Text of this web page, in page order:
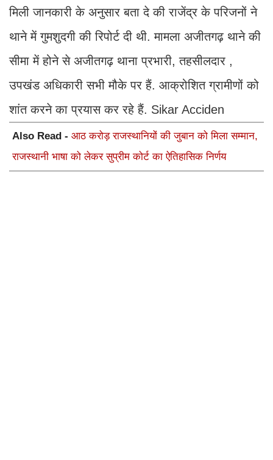
मिली जानकारी के अनुसार बता दे की राजेंद्र के परिजनों ने
थाने में गुमशुदगी की रिपोर्ट दी थी. मामला अजीतगढ़ थाने की
सीमा में होने से अजीतगढ़ थाना प्रभारी, तहसीलदार ,
उपखंड अधिकारी सभी मौके पर हैं. आक्रोशित ग्रामीणों को
शांत करने का प्रयास कर रहे हैं. Sikar Acciden
Also Read - आठ करोड़ राजस्थानियों की जुबान को मिला सम्मान,
राजस्थानी भाषा को लेकर सुप्रीम कोर्ट का ऐतिहासिक निर्णय